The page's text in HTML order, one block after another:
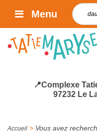
Menu
📍Complexe
97232 Le
Accueil > Vous avez